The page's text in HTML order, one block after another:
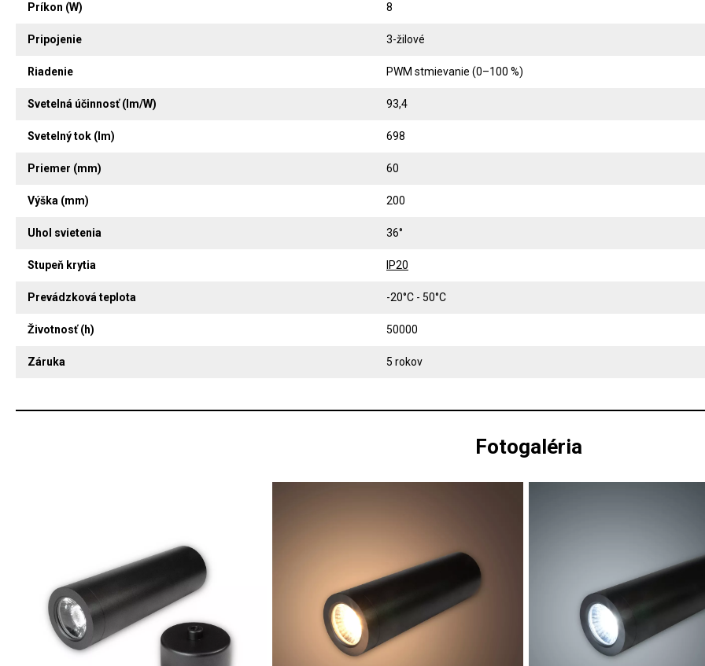
Príkon (W) 8
Pripojenie 3-žilové
Riadenie PWM stmievanie (0–100 %)
Svetelná účinnosť (lm/W) 93,4
Svetelný tok (lm) 698
Priemer (mm) 60
Výška (mm) 200
Uhol svietenia 36°
Stupeň krytia IP20
Prevádzková teplota -20°C - 50°C
Životnosť (h) 50000
Záruka 5 rokov
Fotogaléria